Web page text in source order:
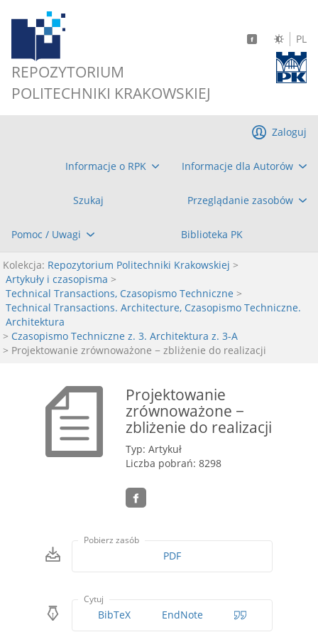
REPOZYTORIUM
POLITECHNIKI KRAKOWSKIEJ
PL
Informacje o RPK Informacje dla Autorów
Szukaj Przeglądanie zasobów
Pomoc / Uwagi Biblioteka PK
Zaloguj
Kolekcja: Repozytorium Politechniki Krakowskiej >
Artykuły i czasopisma >
Technical Transactions, Czasopismo Techniczne >
Technical Transactions. Architecture, Czasopismo Techniczne.
Architektura
> Czasopismo Techniczne z. 3. Architektura z. 3-A
> Projektowanie zrównoważone − zbliżenie do realizacji
Projektowanie
zrównoważone −
zbliżenie do realizacji
Typ: Artykuł
Liczba pobrań: 8298
Pobierz zasób
PDF
Cytuj
BibTeX EndNote